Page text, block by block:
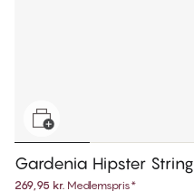
Gardenia Hipster String
269,95 kr. Medlemspris*